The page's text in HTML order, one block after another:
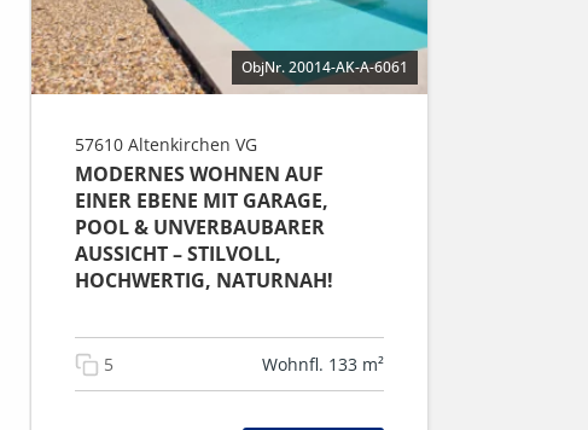
ObjNr. 20014-AK-A-6061
57610 Altenkirchen VG
MODERNES WOHNEN AUF
EINER EBENE MIT GARAGE,
POOL & UNVERBAUBARER
AUSSICHT – STILVOLL,
HOCHWERTIG, NATURNAH!
5 Wohnfl. 133 m²